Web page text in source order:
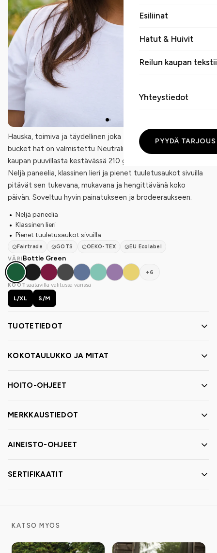
Esiliinat
Hatut & Huivit
Reilun kaupan
Yhteystiedot
PYYDÄ TARJOUS
Hauska, toimiva ja täydellinen joka tilanteeseen! Tämä
bucket hat on valmistettu Neutralin 100 % luomu- ja Reilun
kaupan puuvillasta kestävässä 210 g/m² toimikaskudoksessa.
Neljä paneelia, klassinen lieri ja pienet tuuletusaukot sivuilla
pitävät sen tukevana, mukavana ja hengittävänä koko
päivän. Soveltuu hyvin painatukseen ja brodeeraukseen.
Neljä paneelia
Klassinen lieri
Pienet tuuletusaukot sivuilla
Fairtrade GOTS OEKO-TEX
EU Ecolabel
VÄRI Bottle Green
+6
KOOT saatavilla valitussa värissä
L/XL
S/M
TUOTETIEDOT
KOKOTAULUKKO JA MITAT
HOITO-OHJEET
MERKKAUSTIEDOT
AINEISTO-OHJEET
SERTIFIKAATIT
KATSO MYÖS